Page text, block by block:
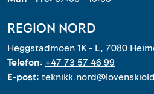
REGION NORD
Heggstadmoen 1K - L, 7080
Telefon: +47 73 57 46 99
E-post: